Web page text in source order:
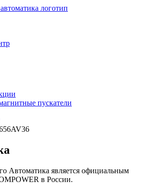
пускатели
Автоматика является официальным
в России.